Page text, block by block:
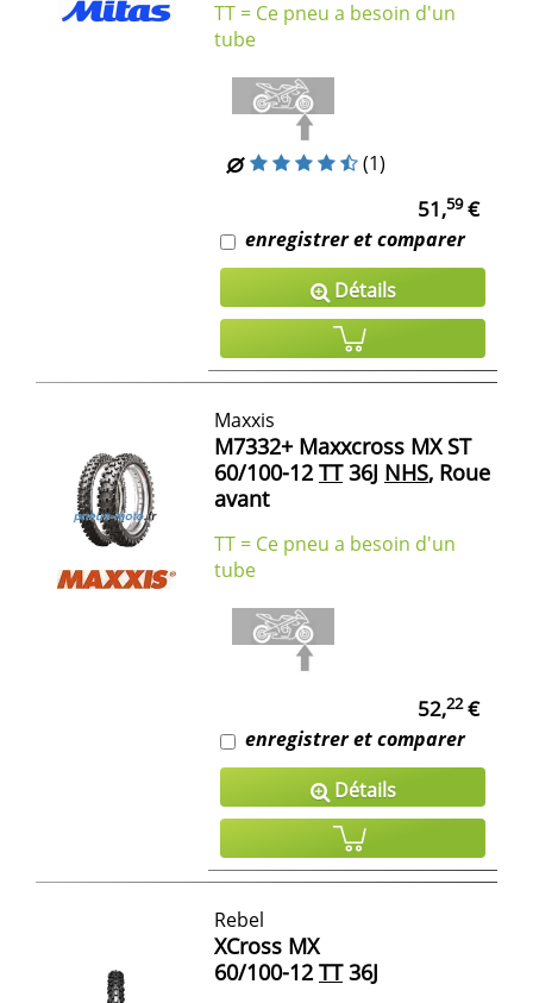
TT = Ce pneu a besoin d'un
tube
(1)
51,59€
enregistrer et comparer
Détails
Maxxis
M7332+ Maxxcross MX ST
60/100-12 TT36J NHS, Roue
avant
TT = Ce pneu a besoin d'un
tube
52,22€
enregistrer et comparer
Détails
Rebel
XCross MX
60/100-12 TT36J